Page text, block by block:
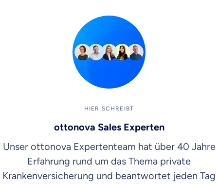
HIER SCHREIBT
ottonova Sales Experten
Unser ottonova Expertenteam hat über 40 Jahre
Erfahrung rund um das Thema private
Krankenversicherung und beantwortet jeden Tag